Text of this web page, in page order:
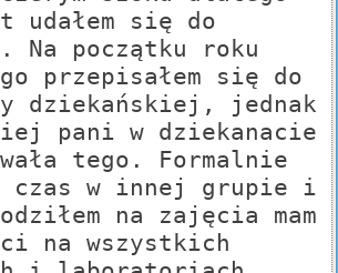
udałem się do
Na początku roku
przepisałem się do
dziekańskiej, jednak
pani w dziekanacie
tego. Formalnie
czas w innej grupie i
na zajęcia mam
na wszystkich